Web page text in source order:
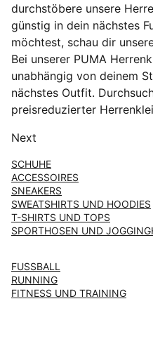
durchstöbere unsere
günstig in dein nächstes
möchtest, schau dir
Bei unserer PUMA
unabhängig von deinem
nächstes Outfit.
preisreduzierter
Next
SCHUHE
ACCESSOIRES
SNEAKERS
SWEATSHIRTS UND HOODIES
T-SHIRTS UND TOPS
SPORTHOSEN UND
FUSSBALL
RUNNING
FITNESS UND TRAINING